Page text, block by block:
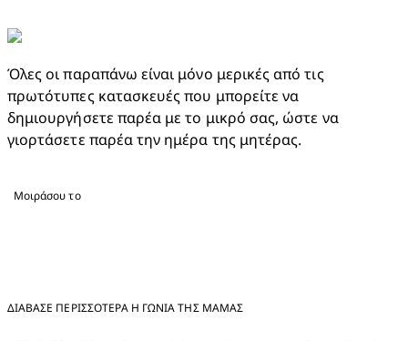
Όλες οι παραπάνω είναι μόνο μερικές από τις
πρωτότυπες κατασκευές που μπορείτε να
δημιουργήσετε παρέα με το μικρό σας, ώστε να
γιορτάσετε παρέα την ημέρα της μητέρας.
Μοιράσου το
ΔΙΑΒΑΣΕ ΠΕΡΙΣΣΟΤΕΡΑ Η ΓΩΝΊΑ ΤΗΣ ΜΑΜΆΣ